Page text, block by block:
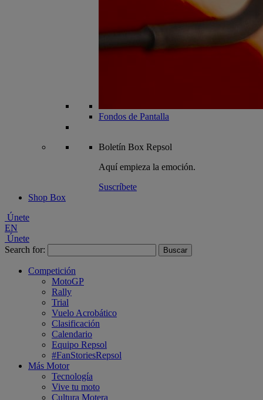
Fondos de Pantalla
Boletín Box Repsol
Aquí empieza la emoción.
Suscríbete
Shop Box
Únete
EN
Únete
Search for:
Competición
MotoGP
Rally
Trial
Vuelo Acrobático
Clasificación
Calendario
Equipo Repsol
#FanStoriesRepsol
Más Motor
Tecnología
Vive tu moto
Cultura Motera